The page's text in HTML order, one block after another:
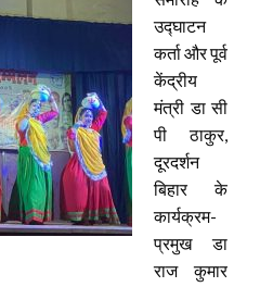
उद्घाटन
कर्ता और पूर्व
केंद्रीय
मंत्री डा सी
पी ठाकुर,
दूरदर्शन
बिहार के
कार्यक्रम-
प्रमुख डा
राज कुमार